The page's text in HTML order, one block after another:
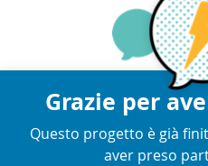
Grazie per
Questo progetto è già
aver preso